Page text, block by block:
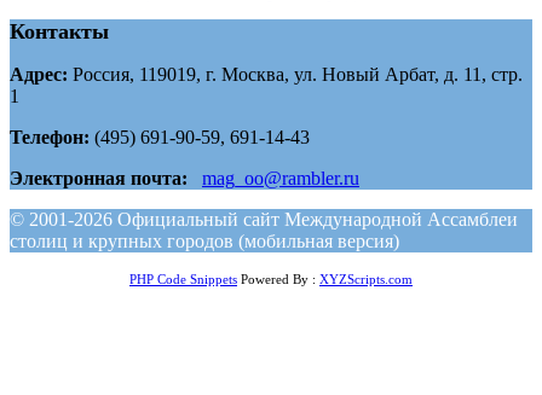
Контакты
Адрес: Россия, 119019, г. Москва, ул. Новый Арбат, д. 11, стр.
1
Телефон: (495) 691-90-59, 691-14-43
Электронная почта:
mag_oo@rambler.ru
© 2001-2026 Официальный сайт Международной Ассамблеи
столиц и крупных городов (мобильная версия)
PHP Code Snippets Powered By : XYZScripts.com